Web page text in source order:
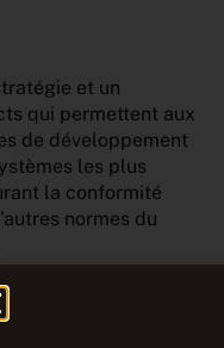
et un
qui permettent aux
de développement
les plus
la conformité
normes du
utilisée pour